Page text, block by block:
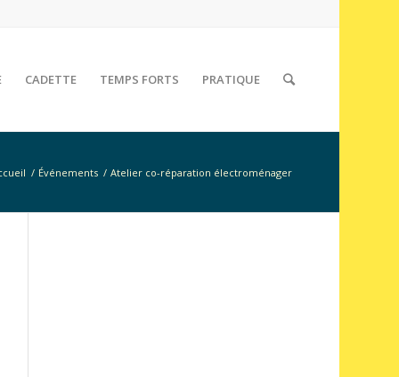
CADETTE TEMPS FORTS PRATIQUE
/ Événements / Atelier co-réparation électroménager